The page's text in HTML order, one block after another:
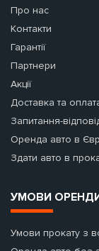
Про нас
Контакти
Гарантії
Партнери
Акції
Доставка та
Запитання-
Оренда авто в
Здати авто в
УМОВИ
Умови прокату з